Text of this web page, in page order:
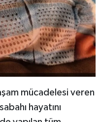
mücadelesi veren
hayatını